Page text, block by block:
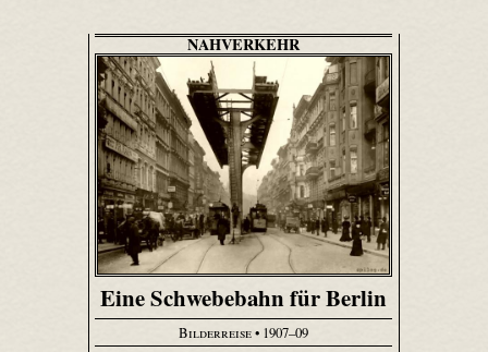
NAHVERKEHR
Eine Schwebebahn für Berlin
Bilderreise• 1907–09